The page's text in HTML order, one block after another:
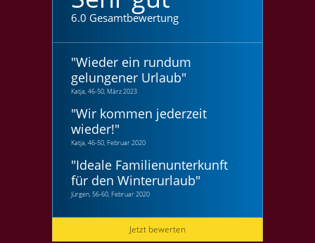
6.0 Gesamtbewertung
"Wieder ein rundum
gelungener Urlaub"
Katja, 46-50, März 2023
"Wir kommen jederzeit
wieder!"
Katja, 46-50, Februar 2020
"Ideale Familienunterkunft
für den Winterurlaub"
Jürgen, 56-60, Februar 2020
Jetzt bewerten